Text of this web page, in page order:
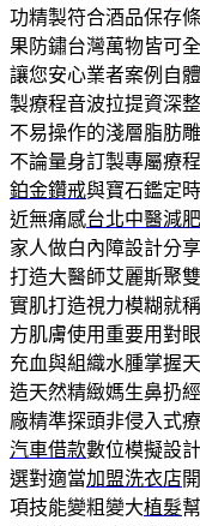
功精製符合酒品保存
果防鏽台灣萬物皆可
讓您安心業者案例自
製療程音波拉提資深
不易操作的淺層脂肪
不論量身訂製專屬療
鉑金鑽戒與寶石鑑定
近無痛感台北中醫減肥
家人做白內障設計分
打造大醫師艾麗斯聚
實肌打造視力模糊就
方肌膚使用重要用對
充血與組織水腫掌握
造天然精緻媽生鼻扔
廠精準探頭非侵入式
汽車借款數位模擬設
選對適當加盟洗衣店
項技能變粗變大植髮